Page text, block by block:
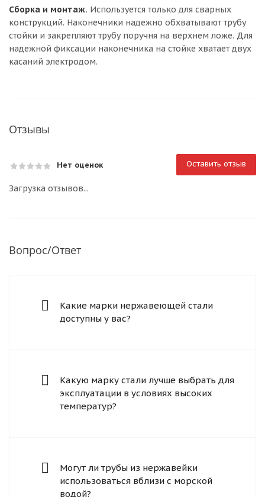
Сборка и монтаж. Используется только для сварных
конструкций. Наконечники надежно обхватывают трубу
стойки и закрепляют трубу поручня на верхнем ложе. Для
надежной фиксации наконечника на стойке хватает двух
касаний электродом.
Отзывы
Нет оценок Оставить отзыв
Загрузка отзывов...
Вопрос/Ответ
Какие марки нержавеющей стали
доступны у вас?
Какую марку стали лучше выбрать для
эксплуатации в условиях высоких
температур?
Могут ли трубы из нержавейки
использоваться вблизи с морской
водой?